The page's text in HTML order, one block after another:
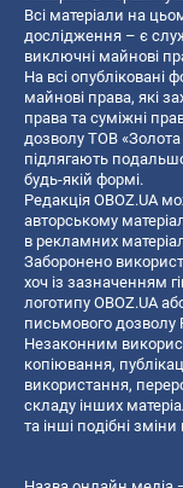
Всі матеріали на
дослідження – є
виключні майнові
На всі опубліковані
майнові права, які
права та суміжні
дозволу ТОВ
підлягають
будь-якій формі.
Редакція OBOZ.UA
авторському
в рекламних
Заборонено
хоч із зазначенням
логотипу OBOZ.UA
письмового дозволу
Незаконним
копiювання,
використання,
складу інших
та інші подібні зміни